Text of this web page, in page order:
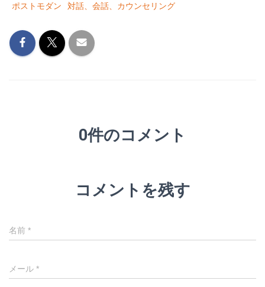
ポストモダン
対話、会話、カウンセリング
0件のコメント
コメントを残す
名前 *
メール *